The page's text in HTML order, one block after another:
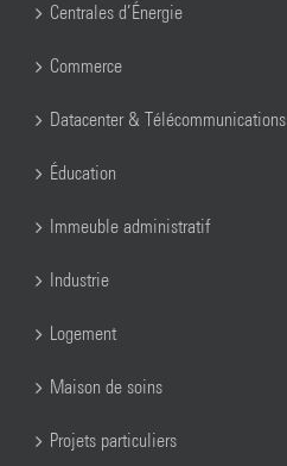
Centrales d’Énergie
Commerce
Datacenter & Télécommunications
Éducation
Immeuble administratif
Industrie
Logement
Maison de soins
Projets particuliers